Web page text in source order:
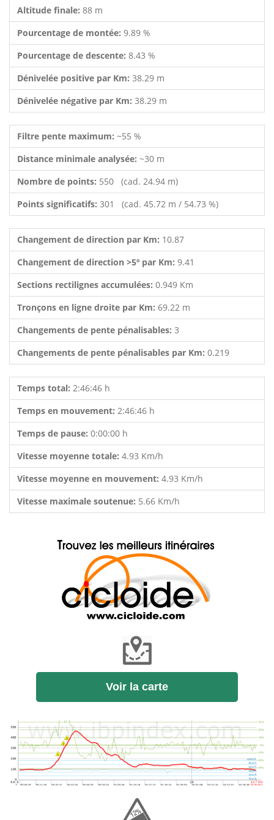
Altitude finale: 88 m
Pourcentage de montée: 9.89 %
Pourcentage de descente: 8.43 %
Dénivelée positive par Km: 38.29 m
Dénivelée négative par Km: 38.29 m
Filtre pente maximum: ~55 %
Distance minimale analysée: ~30 m
Nombre de points: 550 (cad. 24.94 m)
Points significatifs: 301 (cad. 45.72 m / 54.73 %)
Changement de direction par Km: 10.87
Changement de direction >5º par Km: 9.41
Sections rectilignes accumulées: 0.949 Km
Tronçons en ligne droite par Km: 69.22 m
Changements de pente pénalisables: 3
Changements de pente pénalisables par Km: 0.219
Temps total: 2:46:46 h
Temps en mouvement: 2:46:46 h
Temps de pause: 0:00:00 h
Vitesse moyenne totale: 4.93 Km/h
Vitesse moyenne en mouvement: 4.93 Km/h
Vitesse maximale soutenue: 5.66 Km/h
Voir la carte